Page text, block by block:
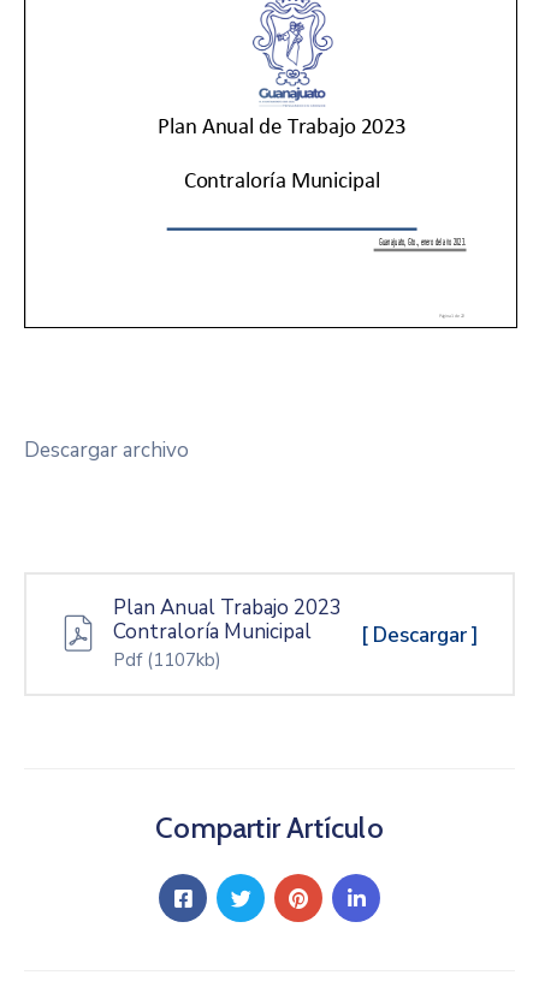
Descargar archivo
Plan Anual Trabajo 2023
Contraloría Municipal
Pdf (1107kb)
[ Descargar ]
Compartir Artículo